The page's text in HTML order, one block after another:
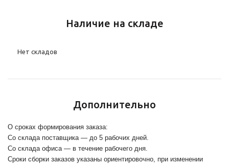
Наличие на складе
Нет складов
Дополнительно
О сроках формирования заказа:
Со склада поставщика — до 5 рабочих дней.
Со склада офиса — в течение рабочего дня.
Сроки сборки заказов указаны ориентировочно, при изменении